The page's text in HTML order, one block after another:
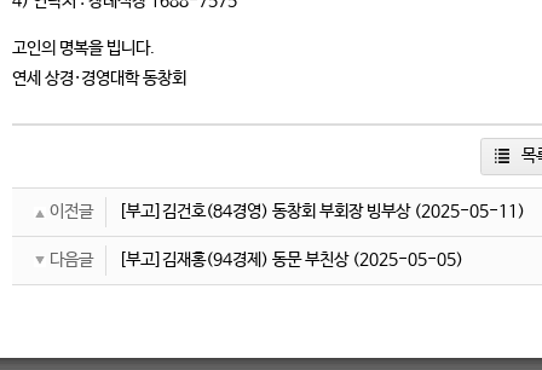
고인의 명복을 빕니다.
연세 상경·경영대학 동창회
목
이전글 [부고]김건호(84경영) 동창회 부회장 빙부상(2025-05-11)
다음글 [부고]김재홍(94경제) 동문 부친상(2025-05-05)